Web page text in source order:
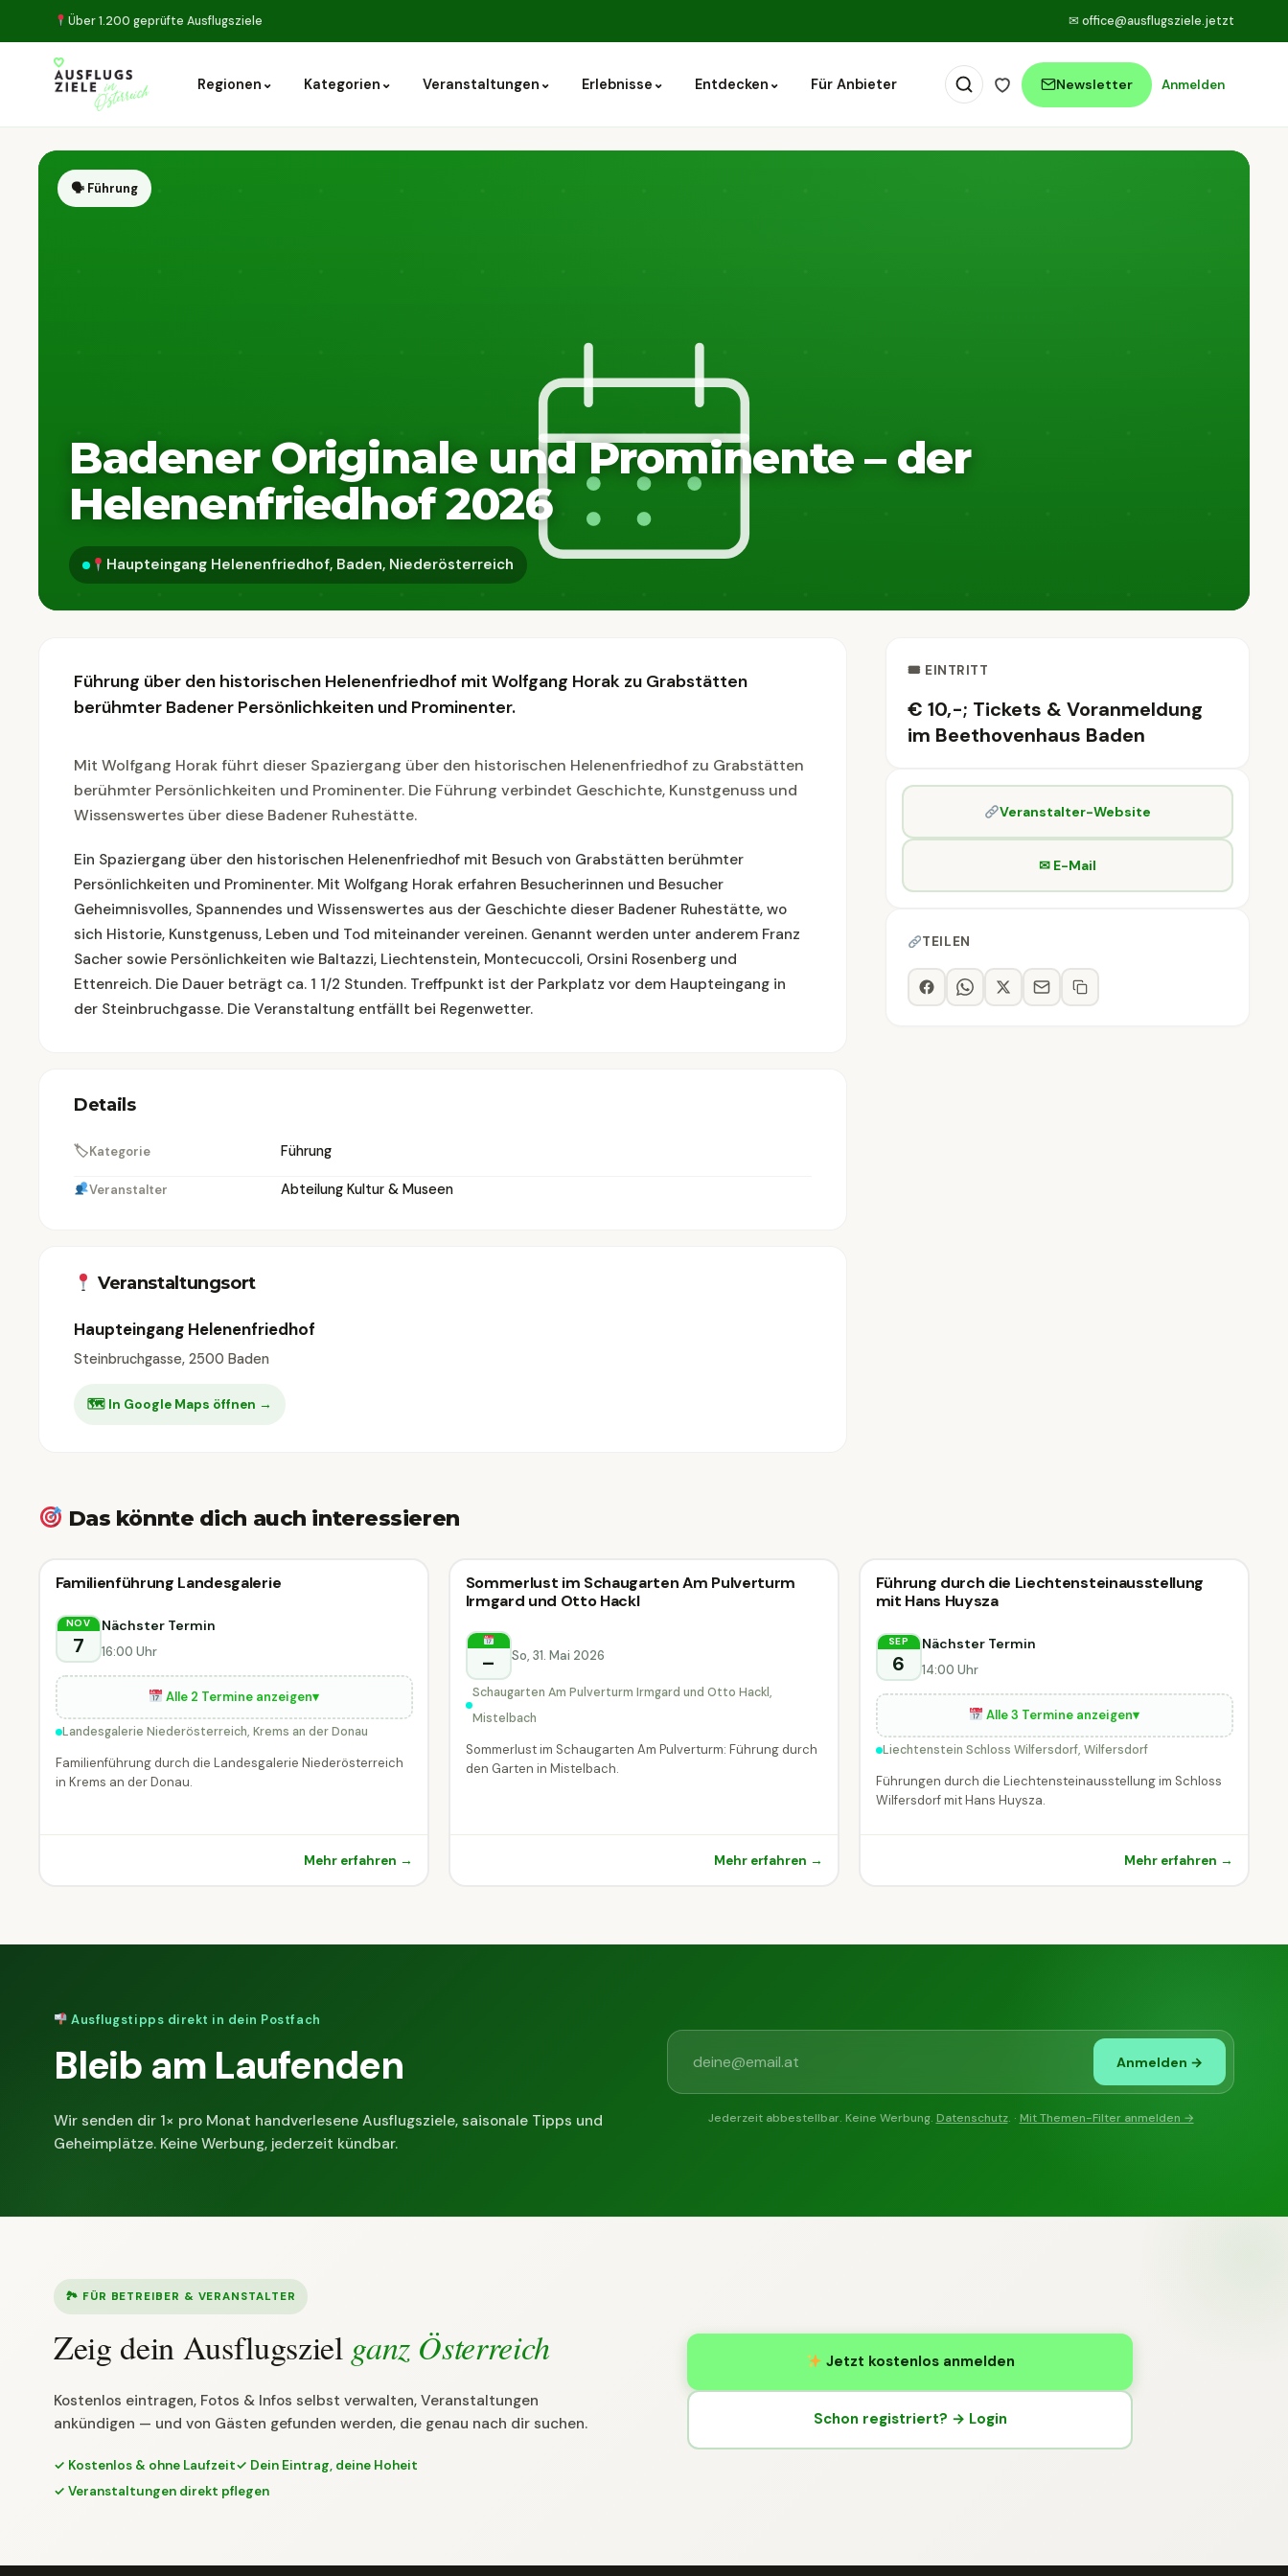
Über 1.200 geprüfte Ausflugsziele ✉ office@ausflugsziele.jetzt
Regionen ⌄ Kategorien ⌄ Veranstaltungen ⌄ Erlebnisse ⌄ Entdecken ⌄ Für Anbieter Newsletter Anmelden
🗣 Führung
Badener Originale und Prominente – der
Helenenfriedhof 2026
Haupteingang Helenenfriedhof, Baden, Niederösterreich
Führung über den historischen Helenenfriedhof mit Wolfgang Horak zu Grabstätten
berühmter Badener Persönlichkeiten und Prominenter.
Mit Wolfgang Horak führt dieser Spaziergang über den historischen Helenenfriedhof zu Grabstätten
berühmter Persönlichkeiten und Prominenter. Die Führung verbindet Geschichte, Kunstgenuss und
Wissenswertes über diese Badener Ruhestätte.
Ein Spaziergang über den historischen Helenenfriedhof mit Besuch von Grabstätten berühmter
Persönlichkeiten und Prominenter. Mit Wolfgang Horak erfahren Besucherinnen und Besucher
Geheimnisvolles, Spannendes und Wissenswertes aus der Geschichte dieser Badener Ruhestätte, wo
sich Historie, Kunstgenuss, Leben und Tod miteinander vereinen. Genannt werden unter anderem Franz
Sacher sowie Persönlichkeiten wie Baltazzi, Liechtenstein, Montecuccoli, Orsini Rosenberg und
Ettenreich. Die Dauer beträgt ca. 1 1/2 Stunden. Treffpunkt ist der Parkplatz vor dem Haupteingang in
der Steinbruchgasse. Die Veranstaltung entfällt bei Regenwetter.
Details
🏷Kategorie Führung
Veranstalter Abteilung Kultur & Museen
Veranstaltungsort
Haupteingang Helenenfriedhof
Steinbruchgasse, 2500 Baden
🗺 In Google Maps öffnen →
🎟 EINTRITT
€ 10,-; Tickets & Voranmeldung
im Beethovenhaus Baden
Veranstalter-Website
✉ E-Mail
TEILEN
Das könnte dich auch interessieren
🗣
Führung
Krems an der Donau
🗣 Führung
Familienführung Landesgalerie
NOV
7
Nächster Termin
16:00 Uhr
Alle 2 Termine anzeigen▾
Landesgalerie Niederösterreich, Krems an der Donau
Familienführung durch die Landesgalerie Niederösterreich
in Krems an der Donau.
Mehr erfahren →
🗣
Führung
🗣 Führung
Sommerlust im Schaugarten Am Pulverturm
Irmgard und Otto Hackl
– So, 31. Mai 2026
Schaugarten Am Pulverturm Irmgard und Otto Hackl,
Mistelbach
Sommerlust im Schaugarten Am Pulverturm: Führung durch
den Garten in Mistelbach.
Mehr erfahren →
🗣
Führung
🗣 Führung
Führung durch die Liechtensteinausstellung
mit Hans Huysza
SEP
6
Nächster Termin
14:00 Uhr
Alle 3 Termine anzeigen▾
Liechtenstein Schloss Wilfersdorf, Wilfersdorf
Führungen durch die Liechtensteinausstellung im Schloss
Wilfersdorf mit Hans Huysza.
Mehr erfahren →
Ausflugstipps direkt in dein Postfach
Bleib am Laufenden
Wir senden dir 1× pro Monat handverlesene Ausflugsziele, saisonale Tipps und
Geheimplätze. Keine Werbung, jederzeit kündbar.
Anmelden →
Jederzeit abbestellbar. Keine Werbung. Datenschutz. · Mit Themen-Filter anmelden →
🏞 FÜR BETREIBER & VERANSTALTER
Zeig dein Ausflugsziel ganz Österreich
Kostenlos eintragen, Fotos & Infos selbst verwalten, Veranstaltungen
ankündigen — und von Gästen gefunden werden, die genau nach dir suchen.
✓ Kostenlos & ohne Laufzeit✓ Dein Eintrag, deine Hoheit
✓ Veranstaltungen direkt pflegen
Jetzt kostenlos anmelden
Schon registriert? → Login